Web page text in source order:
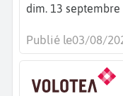
dim. 13 septembre
Publié le03/08/